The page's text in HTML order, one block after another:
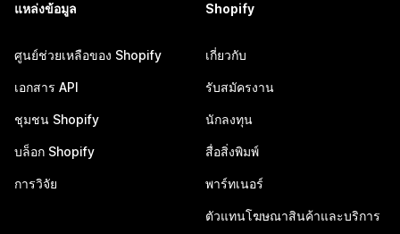
แหล่งข้อมูล
ศูนย์ช่วยเหลือของ Shopify
เอกสาร API
ชุมชน Shopify
บล็อก Shopify
การวิจัย
Shopify
เกี่ยวกับ
รับสมัครงาน
นักลงทุน
สื่อสิ่งพิมพ์
พาร์ทเนอร์
ตัวแทนโฆษณาสินค้าและบริการ